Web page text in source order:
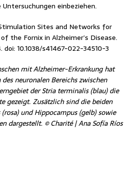
einbeziehen.
Sites and Networks for
the Fornix in Alzheimer’s Disease.
10.1038/s41467-022-34510-3
mit Alzheimer-Erkrankung hat
neuronalen Bereichs zwischen
der Stria terminalis (blau) die
gezeigt. Zusätzlich sind die beiden
und Hippocampus (gelb) sowie
dargestellt. © Charité | Ana Sofía Ríos